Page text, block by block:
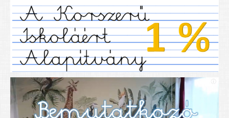
Pályázataink
SIHU
EFOP 325
TÁMOP
TIOP
Határtalanul
Névadónk